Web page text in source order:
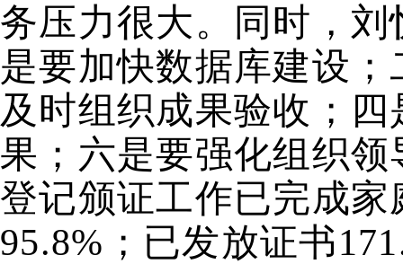
务压力很大。同时，
是要加快数据库建设
及时组织成果验收；
果；六是要强化组织
登记颁证工作已完成
95.8% ；已发放证书